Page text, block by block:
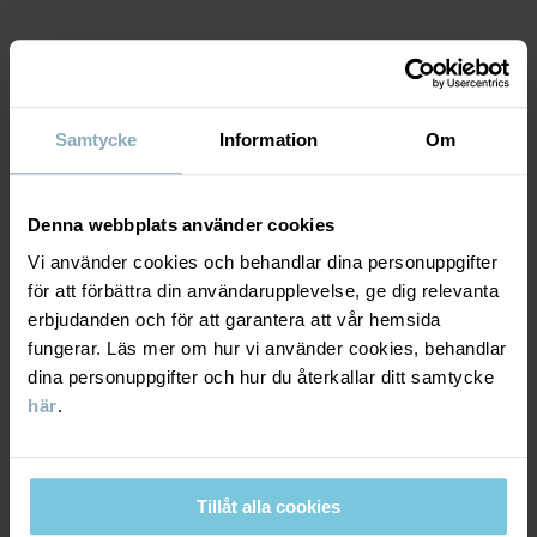
Samtycke Information Om
Denna webbplats använder cookies
Vi använder cookies och behandlar dina personuppgifter
för att förbättra din användarupplevelse, ge dig relevanta
erbjudanden och för att garantera att vår hemsida
fungerar. Läs mer om hur vi använder cookies, behandlar
dina personuppgifter och hur du återkallar ditt samtycke
här.
Tillåt alla cookies
Artikelnummer:60602444
Läs mer
MATERIAL & SKÖTSELRÅD
100% Cotton Organic
Skötselråd
TVÄTT
Ej blekning
HÅLLBARHET
LEVERANS & RETUR
Leverans & retur
Leverans
Vi erbjuder fri frakt över 699 kr och leveranstiden är 1–4 dagar. I
kassan visas de tillgängliga leveransalternativ baserat på vilket
postnummer som ordern ska levereras till.
DU KANSKE OCKSÅ GILLAR